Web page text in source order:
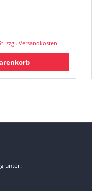
zzgl. Versandkosten
unter: